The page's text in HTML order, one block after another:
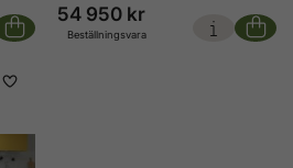
54 950 kr
Beställningsvara